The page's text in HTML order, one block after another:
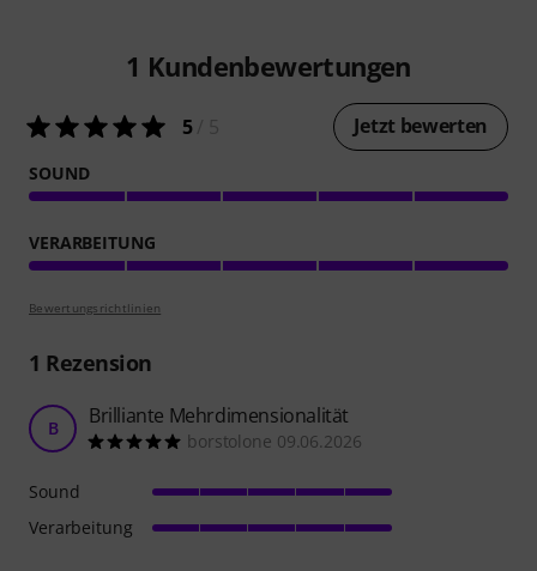
1 Kundenbewertungen
5/ 5 Jetzt bewerten
SOUND
VERARBEITUNG
Bewertungsrichtlinien
1 Rezension
B Brilliante Mehrdimensionalität
borstolone 09.06.2026
Sound
Verarbeitung